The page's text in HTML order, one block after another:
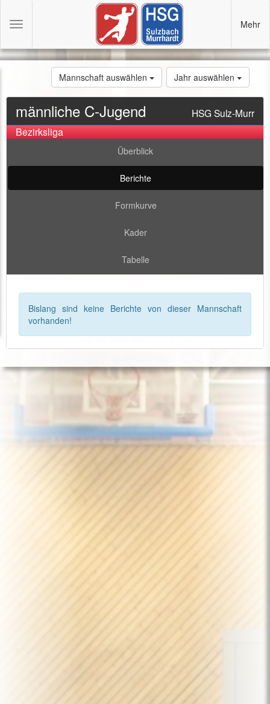
Mannschaft auswählen Jahr auswählen
männliche C-Jugend HSG Sulz-Murr
Bezirksliga
Überblick
Berichte
Formkurve
Kader
Tabelle
Bislang sind keine Berichte von dieser Mannschaft
vorhanden!
Toggle
Mehr